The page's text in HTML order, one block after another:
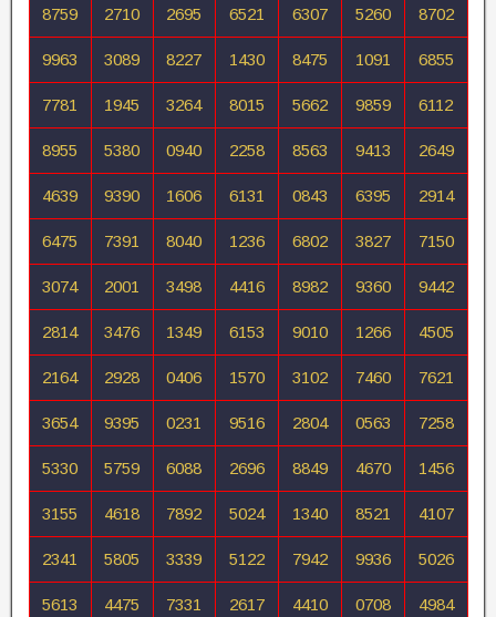
8759 2710 2695 6521 6307 5260 8702
9963 3089 8227 1430 8475 1091 6855
7781 1945 3264 8015 5662 9859 6112
8955 5380 0940 2258 8563 9413 2649
4639 9390 1606 6131 0843 6395 2914
6475 7391 8040 1236 6802 3827 7150
3074 2001 3498 4416 8982 9360 9442
2814 3476 1349 6153 9010 1266 4505
2164 2928 0406 1570 3102 7460 7621
3654 9395 0231 9516 2804 0563 7258
5330 5759 6088 2696 8849 4670 1456
3155 4618 7892 5024 1340 8521 4107
2341 5805 3339 5122 7942 9936 5026
5613 4475 7331 2617 4410 0708 4984